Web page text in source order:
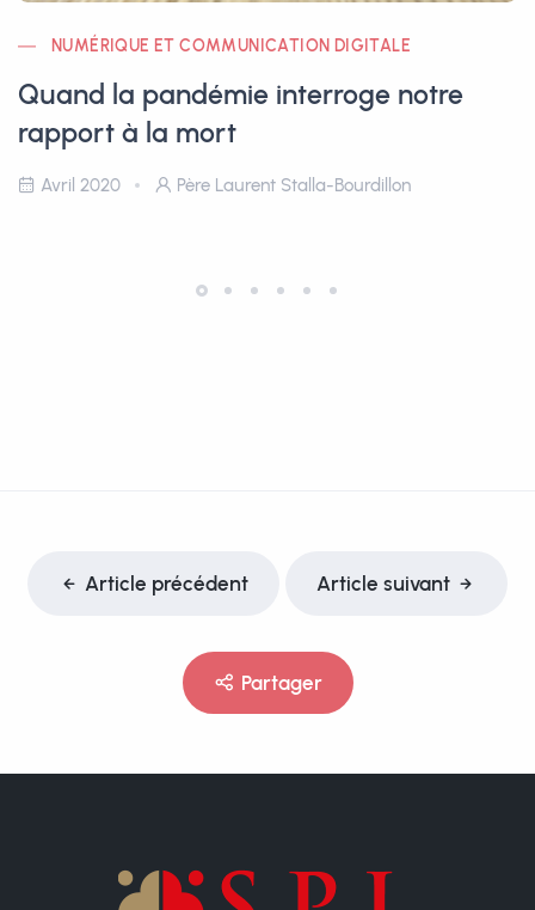
NUMÉRIQUE ET COMMUNICATION DIGITALE
Quand la pandémie interroge notre
rapport à la mort
Avril 2020 Père Laurent Stalla-Bourdillon
Article précédent Article suivant
Partager